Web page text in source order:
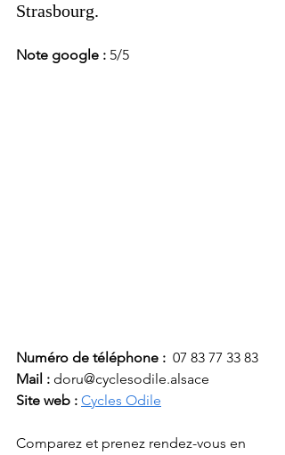
Strasbourg.
Note google : 5/5
Numéro de téléphone :
  07 83 77 33 83
Mail : doru@cyclesodile.alsace
Site web : Cycles Odile
Comparez et prenez rendez-vous en